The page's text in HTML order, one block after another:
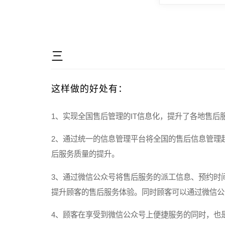
三
这样做的好处有：
1、实现全国售后管理的IT信息化，提升了各地售
2、通过统一的信息管理平台将全国的售后信息管
后服务质量的提升。
3、通过微信公众号将售后服务的派工信息、预约
提升顾客的售后服务体验。同时顾客可以通过微信
4、顾客在享受到微信公众号上便捷服务的同时，